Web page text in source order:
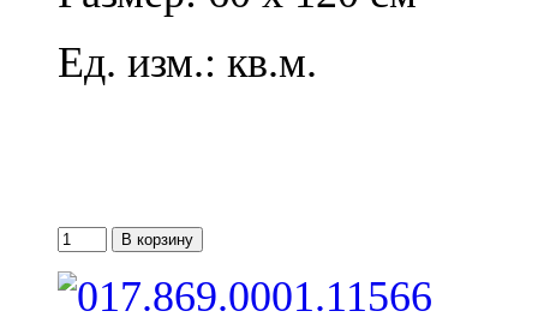
Ед. изм.: кв.м.